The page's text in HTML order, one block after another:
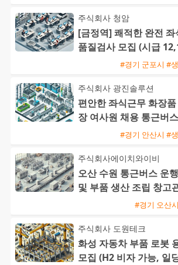
주식회사 청암
[금정역] 쾌적한 완전
품질검사 모집 (시급
~380만원)#경기 군포시 #
주식회사 광진솔루션
편안한 좌식근무 화장
장 여사원 채용 통근버
#경기 안산시 #
주식회사에이치와이비
오산 수원 통근버스 운
및 부품 생산 조립 창고
#경기 오산
주식회사 도원테크
화성 자동차 부품 로봇
모집 (H2 비자 가능, 일